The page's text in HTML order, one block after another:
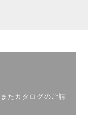
またカタログのご請